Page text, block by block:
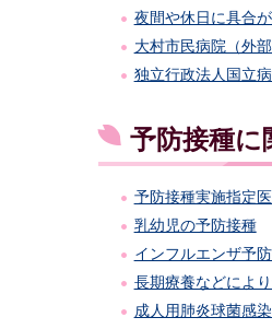
夜間や休日に具合
大村市民病院（外
独立行政法人国立
予防接種に
予防接種実施指定
乳幼児の予防接種
インフルエンザ予
長期療養などによ
成人用肺炎球菌感